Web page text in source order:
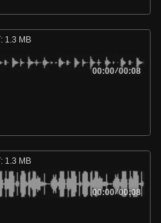
1.3 MB
00:00/00:08
1.3 MB
00:00/00:08